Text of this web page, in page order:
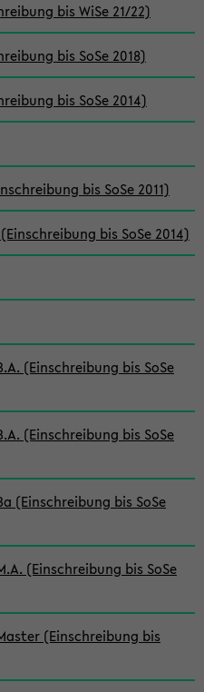
bis WiSe 21/22)
bis SoSe 2018)
bis SoSe 2014)
bis SoSe 2011)
bis SoSe 2014)
(Einschreibung bis SoSe
(Einschreibung bis SoSe
(Einschreibung bis SoSe
(Einschreibung bis SoSe
(Einschreibung bis